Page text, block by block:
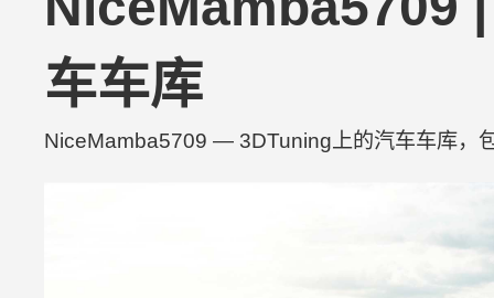
车车库
NiceMamba5709 — 3DTuning上的汽车车库，